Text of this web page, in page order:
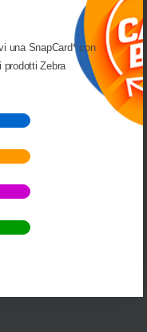
una SnapCard* con
prodotti Zebra